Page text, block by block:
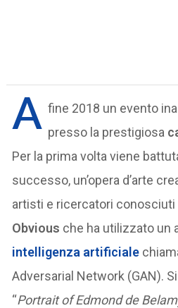
A fine 2018 un evento
presso la prestigiosa
Per la prima volta viene
successo, un’opera d’arte
artisti e ricercatori conosciuti
Obvious che ha utilizzato un
intelligenza artificiale
Adversarial Network (GAN).
“Portrait of Edmond de